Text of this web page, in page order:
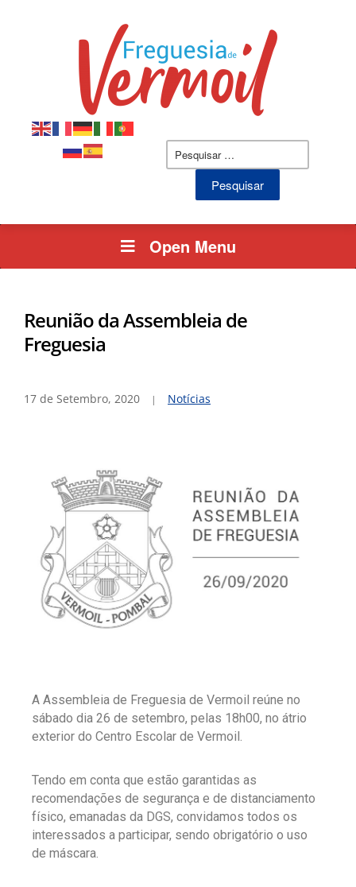
Open Menu
Reunião da Assembleia de
Freguesia
17 de Setembro, 2020 Notícias
A Assembleia de Freguesia de Vermoil reúne no
sábado dia 26 de setembro, pelas 18h00, no átrio
exterior do Centro Escolar de Vermoil.
Tendo em conta que estão garantidas as
recomendações de segurança e de distanciamento
físico, emanadas da DGS, convidamos todos os
interessados a participar, sendo obrigatório o uso
de máscara.